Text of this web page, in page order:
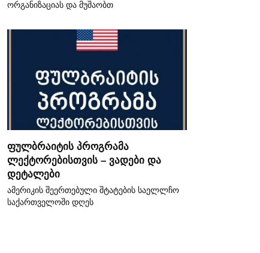
ორგანიზაციას და მუშაობთ
ფულბრაიტის პროგრამა
ლექტორებისთვის – ვადები და
დეტალები
ამერიკის შეერთებული შტატების საელლჩო
საქართველოში დღეს